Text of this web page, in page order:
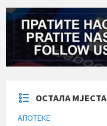
ОСТАЛА МЈЕСТА
АПОТЕКЕ